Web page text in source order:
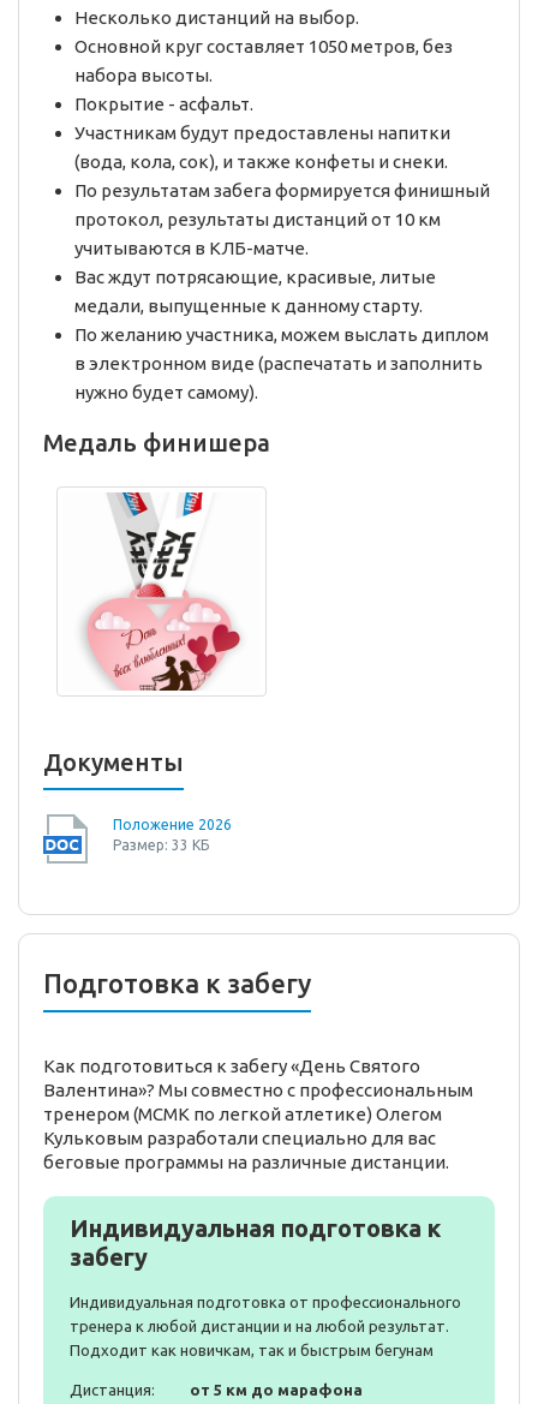
Несколько дистанций на выбор.
Основной круг составляет 1050 метров, без
набора высоты.
Покрытие - асфальт.
Участникам будут предоставлены напитки
(вода, кола, сок), и также конфеты и снеки.
По результатам забега формируется финишный
протокол, результаты дистанций от 10 км
учитываются в КЛБ-матче.
Вас ждут потрясающие, красивые, литые
медали, выпущенные к данному старту.
По желанию участника, можем выслать диплом
в электронном виде (распечатать и заполнить
нужно будет самому).
Медаль финишера
Документы
Положение 2026
Размер: 33 КБ
Подготовка к забегу
Как подготовиться к забегу «День Святого
Валентина»? Мы совместно с профессиональным
тренером (МСМК по легкой атлетике) Олегом
Кульковым разработали специально для вас
беговые программы на различные дистанции.
Индивидуальная подготовка к
забегу
Индивидуальная подготовка от профессионального
тренера к любой дистанции и на любой результат.
Подходит как новичкам, так и быстрым бегунам
Дистанция: от 5 км до марафона